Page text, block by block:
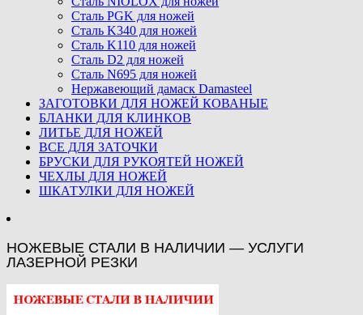
Сталь PGK для ножей
Сталь K340 для ножей
Сталь K110 для ножей
Сталь D2 для ножей
Сталь N695 для ножей
Нержавеющий дамаск Damasteel
ЗАГОТОВКИ ДЛЯ НОЖЕЙ КОВАНЫЕ
БЛАНКИ ДЛЯ КЛИНКОВ
ЛИТЬЕ ДЛЯ НОЖЕЙ
ВСЕ ДЛЯ ЗАТОЧКИ
БРУСКИ ДЛЯ РУКОЯТЕЙ НОЖЕЙ
ЧЕХЛЫ ДЛЯ НОЖЕЙ
ШКАТУЛКИ ДЛЯ НОЖЕЙ
НОЖЕВЫЕ СТАЛИ В НАЛИЧИИ — УСЛУГИ
ЛАЗЕРНОЙ РЕЗКИ